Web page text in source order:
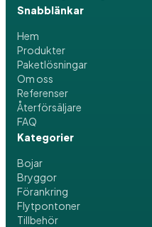
Snabblänkar
Hem
Produkter
Paketlösningar
Om oss
Referenser
Återförsäljare
FAQ
Kategorier
Bojar
Bryggor
Förankring
Flytpontoner
Tillbehör